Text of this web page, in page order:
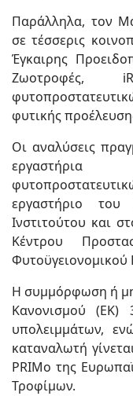
Παράλληλα, τον
σε τέσσερις
Έγκαιρης
Ζωοτροφές,
φυτικής
Οι αναλύσεις
εργαστήρια
εργαστήριο του
Ινστιτούτου και
Κέντρου
Φυτοϋγειονομικού
Η συμμόρφωση ή
Κανονισμού (ΕΚ)
υπολειμμάτων,
καταναλωτή
PRIMo της
Τροφίμων.